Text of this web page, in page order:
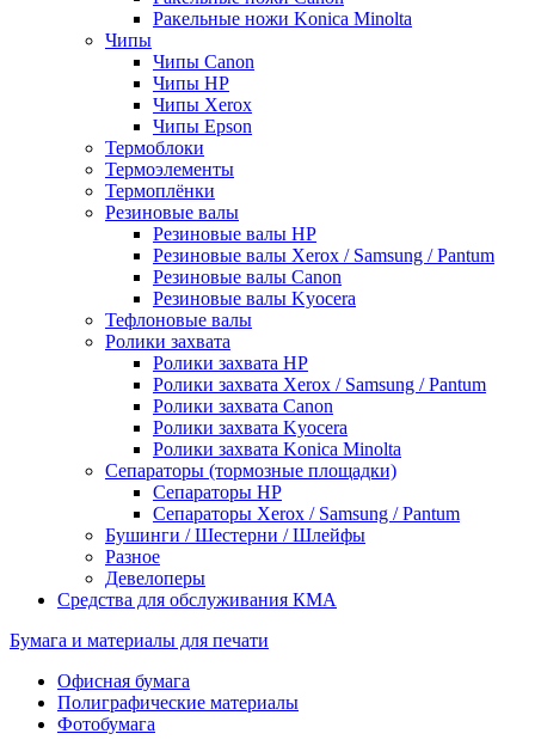
Ракельные ножи Konica Minolta
Чипы
Чипы Canon
Чипы HP
Чипы Xerox
Чипы Epson
Термоблоки
Термоэлементы
Термоплёнки
Резиновые валы
Резиновые валы HP
Резиновые валы Xerox / Samsung / Pantum
Резиновые валы Canon
Резиновые валы Kyocera
Тефлоновые валы
Ролики захвата
Ролики захвата HP
Ролики захвата Xerox / Samsung / Pantum
Ролики захвата Canon
Ролики захвата Kyocera
Ролики захвата Konica Minolta
Сепараторы (тормозные площадки)
Сепараторы HP
Сепараторы Xerox / Samsung / Pantum
Бушинги / Шестерни / Шлейфы
Разное
Девелоперы
Средства для обслуживания КМА
Бумага и материалы для печати
Офисная бумага
Полиграфические материалы
Фотобумага